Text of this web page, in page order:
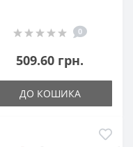
0
509.60 грн.
ДО КОШИКА